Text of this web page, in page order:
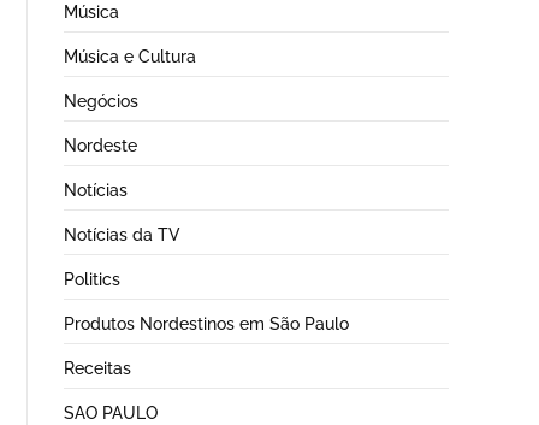
Música
Música e Cultura
Negócios
Nordeste
Notícias
Notícias da TV
Politics
Produtos Nordestinos em São Paulo
Receitas
SAO PAULO